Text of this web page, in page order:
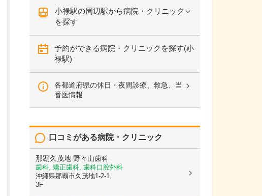
小禄駅の周辺駅から病院・クリニック
を探す
予約ができる病院・クリニックを探す(小
禄駅)
各都道府県の休日・夜間診療、救急、当
番医情報
口コミがある病院・クリニック
那覇久茂地 野々山歯科
歯科, 矯正歯科, 歯科口腔外科
沖縄県那覇市久茂地1-2-1
3F